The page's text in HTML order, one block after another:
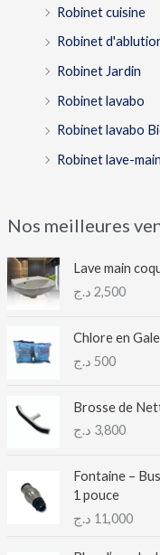
Robinet cuisine
Robinet
Robinet Jardin
Robinet lavabo
Robinet lavabo
Robinet lave-main
Nos meilleures
Lave main
2,500 د.ج
Chlore en
500 د.ج
Brosse de
3,800 د.ج
Fontaine –
1 pouce
11,000 د.ج